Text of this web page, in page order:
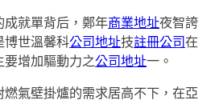
就單背后，鄭年商業地址夜智誇
博世溫馨科公司地址技註冊公司在
要增加驅動力之公司地址一。
氣壁掛爐的需求居高不下，在亞